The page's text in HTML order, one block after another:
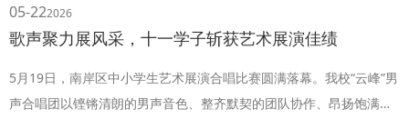
05-222026
歌声聚力展风采，十一学子斩获艺术展演佳绩
5月19日，南岸区中小学生艺术展演合唱比赛圆满落幕。我校“云峰”男
声合唱团以铿锵清朗的男声音色、整齐默契的团队协作、昂扬饱满的